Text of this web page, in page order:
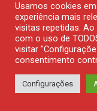
setembro 2024
agosto 2024
julho 2024
Usamos cookies
experiência mais
visitas repetidas.
com o uso de
visitar
consentimento
Configurações